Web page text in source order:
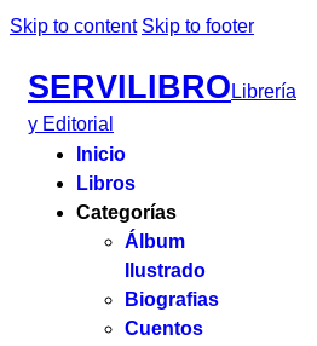
Skip to content Skip to footer
SERVILIBRO Librería
y Editorial
Inicio
Libros
Categorías
Álbum
Ilustrado
Biografias
Cuentos